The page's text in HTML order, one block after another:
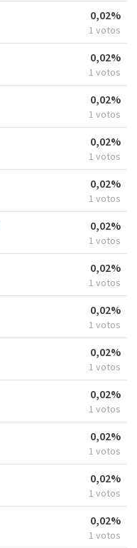
0,02%
1 votos
0,02%
1 votos
0,02%
1 votos
0,02%
1 votos
0,02%
1 votos
0,02%
1 votos
0,02%
1 votos
0,02%
1 votos
0,02%
1 votos
0,02%
1 votos
0,02%
1 votos
0,02%
1 votos
0,02%
1 votos